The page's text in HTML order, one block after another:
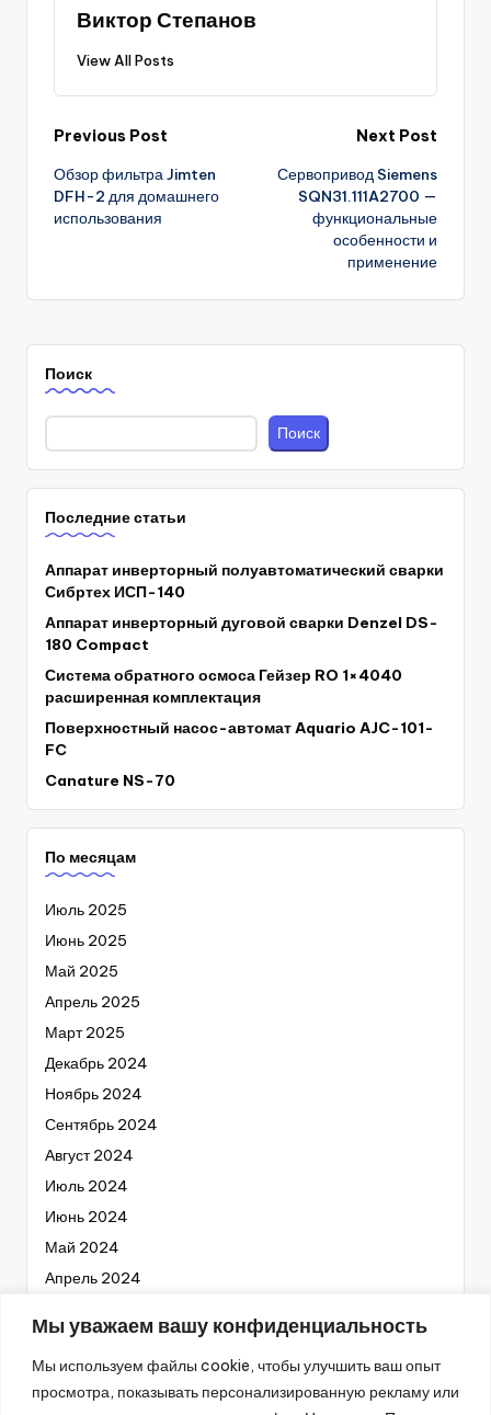
Мы уважаем вашу конфиденциальность
Мы используем файлы cookie, чтобы улучшить ваш опыт
просмотра, показывать персонализированную рекламу или
Виктор Степанов
View All Posts
Post
navigation
Previous Post
Обзор фильтра Jimten
DFH-2 для домашнего
использования
Next Post
Сервопривод Siemens
SQN31.111A2700 —
функциональные
особенности и
применение
Поиск
Поиск
Последние статьи
Аппарат инверторный полуавтоматический сварки
Сибртех ИСП-140
Аппарат инверторный дуговой сварки Denzel DS-
180 Compact
Система обратного осмоса Гейзер RO 1×4040
расширенная комплектация
Поверхностный насос-автомат Aquario AJC-101-
FC
Canature NS-70
По месяцам
Июль 2025
Июнь 2025
Май 2025
Апрель 2025
Март 2025
Декабрь 2024
Ноябрь 2024
Сентябрь 2024
Август 2024
Июль 2024
Июнь 2024
Май 2024
Апрель 2024
Февраль 2024
Январь 2024
Декабрь 2023